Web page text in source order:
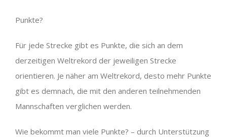
Punkte?
Für jede Strecke gibt es Punkte, die sich an dem
derzeitigen Weltrekord der jeweiligen Strecke
orientieren. Je näher am Weltrekord, desto mehr Punkte
gibt es demnach, die mit den anderen teilnehmenden
Mannschaften verglichen werden.
Wie bekommt man viele Punkte? – durch Unterstützung